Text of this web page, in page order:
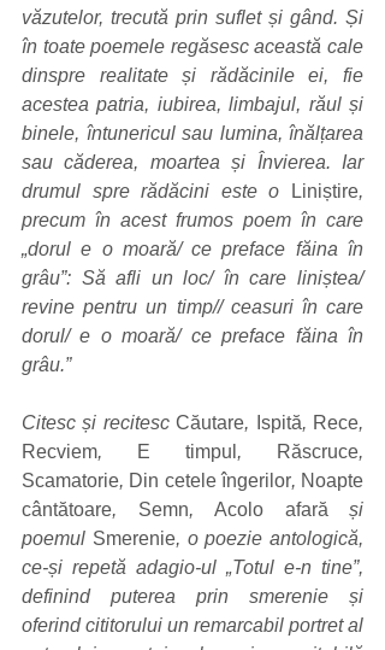
văzutelor, trecută prin suflet și gând. Și
în toate poemele regăsesc această cale
dinspre realitate și rădăcinile ei, fie
acestea patria, iubirea, limbajul, răul și
binele, întunericul sau lumina, înălțarea
sau căderea, moartea și Învierea. Iar
drumul spre rădăcini este o
Liniștire,
precum în acest frumos poem în care
„dorul e o moară/ ce preface făina în
grâu”: Să afli un loc/ în care liniștea/
revine pentru un timp// ceasuri în care
dorul/ e o moară/ ce preface făina în
grâu.”
Citesc și recitesc Căutare, Ispită, Rece
Recviem, E timpul , Răscruce
Scamatorie, Din cetele îngerilor, Noapte
cântătoare, Semn, Acolo afară și
poemul Smerenie, o poezie antologică,
ce-și repetă adagio-ul „Totul e-n tine”,
definind puterea prin smerenie și
oferind cititorului un remarcabil portret al